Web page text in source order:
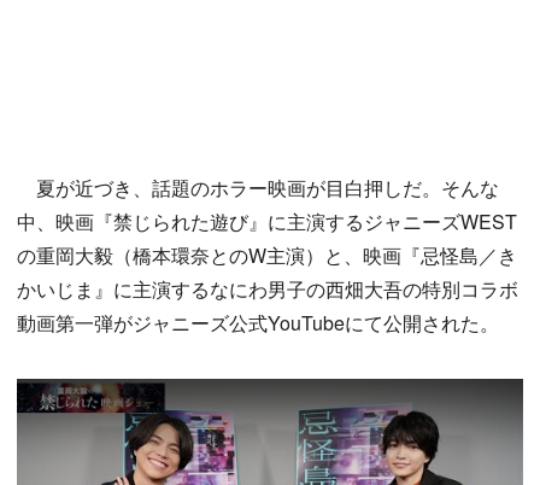
夏が近づき、話題のホラー映画が目白押しだ。そんな
中、映画『禁じられた遊び』に主演するジャニーズWEST
の重岡大毅（橋本環奈とのW主演）と、映画『忌怪島／き
かいじま』に主演するなにわ男子の西畑大吾の特別コラボ
動画第一弾がジャニーズ公式YouTubeにて公開された。